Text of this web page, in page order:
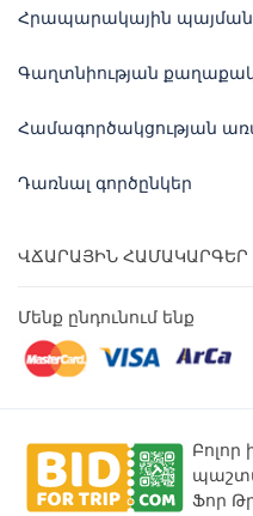
Հրապարակային
Գաղտնիության
Համագործակցության
Դառնալ գործընկեր
ՎՃԱՐԱՅԻՆ ՀԱՄԱԿԱՐԳԵՐ
Մենք ընդունում ենք
Բոլոր
Ֆոր